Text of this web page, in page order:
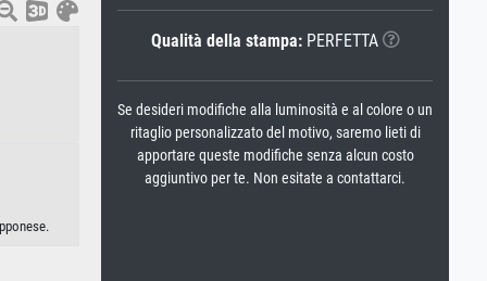
Qualità della stampa:PERFETTA
Se desideri modifiche alla luminosità e al colore o un
ritaglio personalizzato del motivo, saremo lieti di
apportare queste modifiche senza alcun costo
aggiuntivo per te. Non esitate a contattarci.